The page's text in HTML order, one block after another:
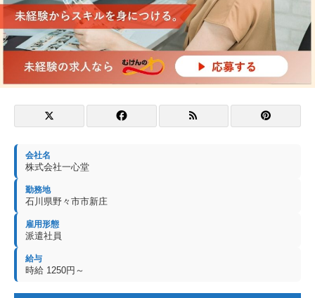
会社名
株式会社一心堂
勤務地
石川県野々市市新庄
雇用形態
派遣社員
給与
時給 1250円～